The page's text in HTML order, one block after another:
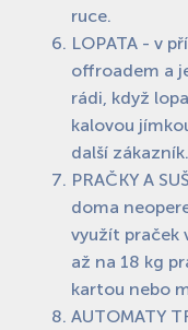
ruce.
LOPATA - v
offroadem a
rádi, když
kalovou
další zákazník.
PRAČKY A
doma
využít praček
až na 18 kg
kartou nebo
AUTOMATY